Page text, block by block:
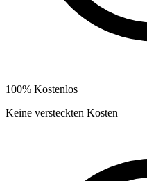
100% Kostenlos
Keine versteckten Kosten